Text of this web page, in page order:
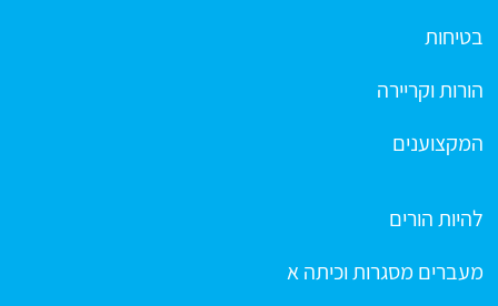
בטיחות
הורות וקריירה
המקצוענים
להיות הורים
מעברים מסגרות וכיתה א